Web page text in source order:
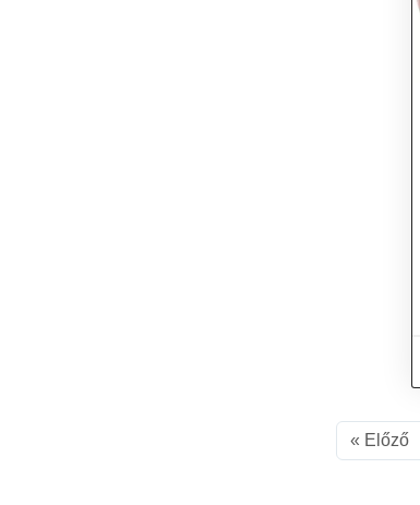
« Előző